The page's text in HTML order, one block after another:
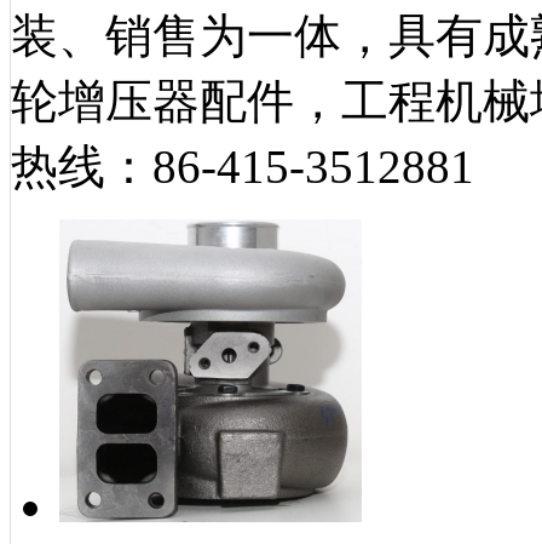
装、销售为一体，具有
轮增压器配件，工程机
热线：86-415-3512881